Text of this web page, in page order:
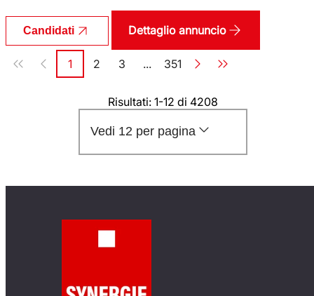
Candidati Dettaglio annuncio
Paginazione
Pagina
1 Pagina
2 Pagina
3 ... Pagina
351
Risultati: 1-12 di 4208
Vedi 12 per pagina